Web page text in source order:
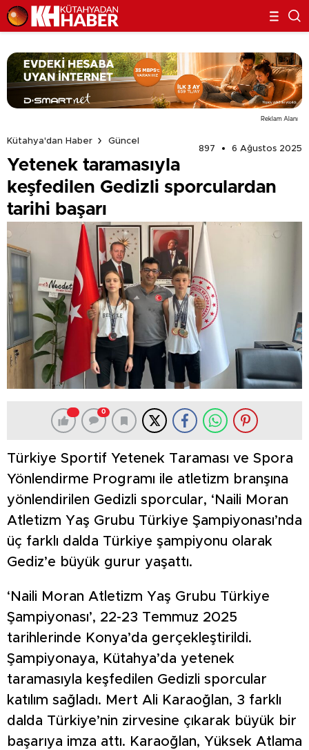
Reklam Alanı
Kütahya'dan Haber
Güncel
897
6 Ağustos 2025
Yetenek taramasıyla
keşfedilen Gedizli sporculardan
tarihi başarı
0
Türkiye Sportif Yetenek Taraması ve Spora
Yönlendirme Programı ile atletizm branşına
yönlendirilen Gedizli sporcular, ‘Naili Moran
Atletizm Yaş Grubu Türkiye Şampiyonası’nda
üç farklı dalda Türkiye şampiyonu olarak
Gediz’e büyük gurur yaşattı.
‘Naili Moran Atletizm Yaş Grubu Türkiye
Şampiyonası’, 22-23 Temmuz 2025
tarihlerinde Konya’da gerçekleştirildi.
Şampiyonaya, Kütahya’da yetenek
taramasıyla keşfedilen Gedizli sporcular
katılım sağladı. Mert Ali Karaoğlan, 3 farklı
dalda Türkiye’nin zirvesine çıkarak büyük bir
başarıya imza attı. Karaoğlan, Yüksek Atlama